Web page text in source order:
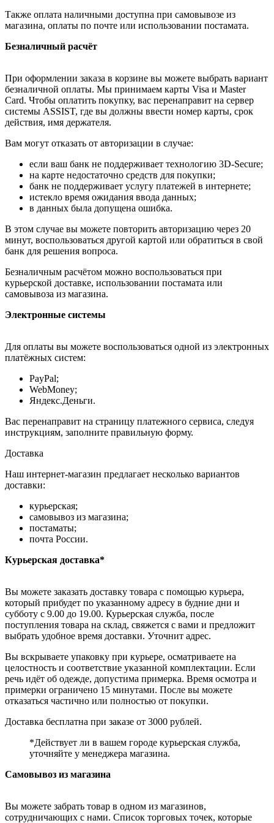
Также оплата наличными доступна при самовывозе из
магазина, оплаты по почте или использовании постамата.
Безналичный расчёт
При оформлении заказа в корзине вы можете выбрать вариант
безналичной оплаты. Мы принимаем карты Visa и Master
Card. Чтобы оплатить покупку, вас перенаправит на сервер
системы ASSIST, где вы должны ввести номер карты, срок
действия, имя держателя.
Вам могут отказать от авторизации в случае:
если ваш банк не поддерживает технологию 3D-Secure;
на карте недостаточно средств для покупки;
банк не поддерживает услугу платежей в интернете;
истекло время ожидания ввода данных;
в данных была допущена ошибка.
В этом случае вы можете повторить авторизацию через 20
минут, воспользоваться другой картой или обратиться в свой
банк для решения вопроса.
Безналичным расчётом можно воспользоваться при
курьерской доставке, использовании постамата или
самовывоза из магазина.
Электронные системы
Для оплаты вы можете воспользоваться одной из электронных
платёжных систем:
PayPal;
WebMoney;
Яндекс.Деньги.
Вас перенаправит на страницу платежного сервиса, следуя
инструкциям, заполните правильную форму.
Доставка
Наш интернет-магазин предлагает несколько вариантов
доставки:
курьерская;
самовывоз из магазина;
постаматы;
почта России.
Курьерская доставка*
Вы можете заказать доставку товара с помощью курьера,
который прибудет по указанному адресу в будние дни и
субботу с 9.00 до 19.00. Курьерская служба, после
поступления товара на склад, свяжется с вами и предложит
выбрать удобное время доставки. Уточнит адрес.
Вы вскрываете упаковку при курьере, осматриваете на
целостность и соответствие указанной комплектации. Если
речь идёт об одежде, допустима примерка. Время осмотра и
примерки ограничено 15 минутами. После вы можете
отказаться частично или полностью от покупки.
Доставка бесплатна при заказе от 3000 рублей.
*Действует ли в вашем городе курьерская служба,
уточняйте у менеджера магазина.
Самовывоз из магазина
Вы можете забрать товар в одном из магазинов,
сотрудничающих с нами. Список торговых точек, которые